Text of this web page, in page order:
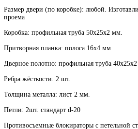
Размер двери (по коробке): любой.
проема
Коробка: профильная труба 50х25х2 мм.
Притворная планка: полоса 16х4 мм.
Дверное полотно: профильная труба
Ребра жёсткости: 2 шт.
Толщина металла: лист 2 мм.
Петли: 2шт. стандарт d-20
Противосъемные блокираторы с петельной